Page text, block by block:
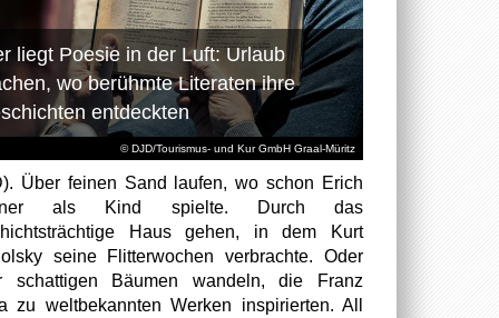
© DJD/Tourismus- und Kur GmbH Graal-Müritz
liegt Poesie in der Luft: Urlaub
wo berühmte Literaten ihre
entdeckten
Über feinen Sand laufen, wo schon Erich
als Kind spielte. Durch das
Haus gehen, in dem Kurt
seine Flitterwochen verbrachte. Oder
schattigen Bäumen wandeln, die Franz
zu weltbekannten Werken inspirierten. All